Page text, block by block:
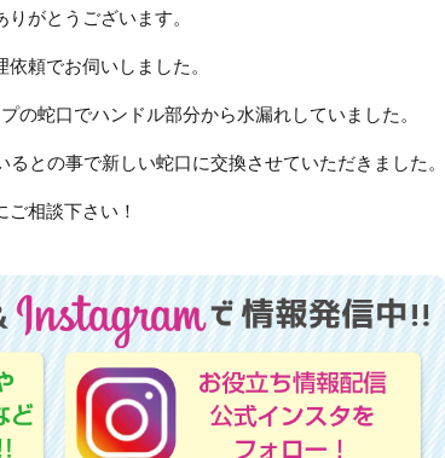
がとうございます。
頼でお伺いしました。
の蛇口でハンドル部分から水漏れしていました。
との事で新しい蛇口に交換させていただきました。
相談下さい！